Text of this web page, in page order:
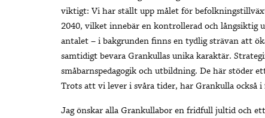
viktigt: Vi har ställt upp målet för
2040, vilket innebär en kontrollerad och långsiktig
antalet – i bakgrunden finns en tydlig strävan att
samtidigt bevara Grankullas unika karaktär.
småbarnspedagogik och utbildning. De här stöder
Trots att vi lever i svåra tider, har Grankulla
Jag önskar alla Grankullabor en fridfull jultid och